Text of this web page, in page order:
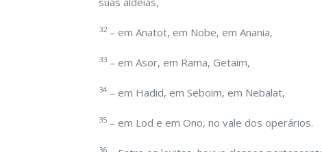
32– em Anatot, em Nobe, em Anania,
33 – em Asor, em Rama, Getaim,
34 – em Hadid, em Seboim, em Nebalat,
35 – em Lod e em Ono, no vale dos operários.
36